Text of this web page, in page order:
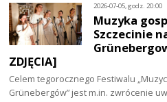
2026-07-05, godz. 20:00
Muzyka
Szczecinie
ZDJĘCIA]
Celem tegorocznego Festiwalu
Grünebergów” jest m.in. zwrócenie